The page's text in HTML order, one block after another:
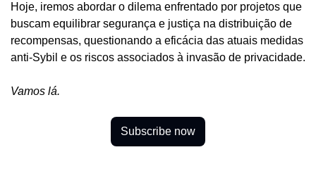
Hoje, iremos abordar o dilema enfrentado por projetos que
buscam equilibrar segurança e justiça na distribuição de
recompensas, questionando a eficácia das atuais medidas
anti-Sybil e os riscos associados à invasão de privacidade.
Vamos lá.
Subscribe now